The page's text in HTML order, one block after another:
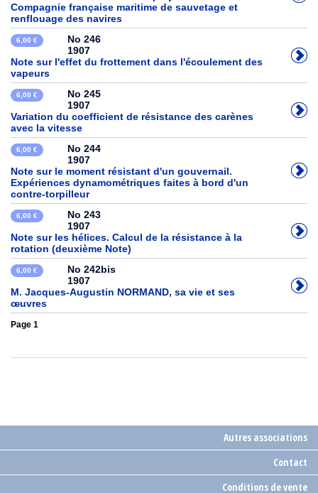
Compagnie française maritime de sauvetage et
renflouage des navires
6,00 €
No 246
1907
Note sur l'effet du frottement dans l'écoulement des
vapeurs
6,00 €
No 245
1907
Variation du coefficient de résistance des carènes
avec la vitesse
6,00 €
No 244
1907
Note sur le moment résistant d'un gouvernail.
Expériences dynamométriques faites à bord d'un
contre-torpilleur
6,00 €
No 243
1907
Note sur les hélices. Calcul de la résistance à la
rotation (deuxième Note)
6,00 €
No 242bis
1907
M. Jacques-Augustin NORMAND, sa vie et ses
œuvres
Page 1
Autres associations
Contact
Conditions de vente